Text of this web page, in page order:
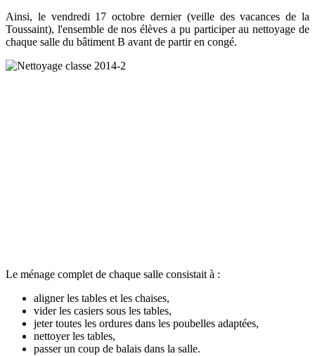
Ainsi, le vendredi 17 octobre dernier (veille des vacances de la
Toussaint), l'ensemble de nos élèves a pu participer au nettoyage de
chaque salle du bâtiment B avant de partir en congé.
Le ménage complet de chaque salle consistait à :
aligner les tables et les chaises,
vider les casiers sous les tables,
jeter toutes les ordures dans les poubelles adaptées,
nettoyer les tables,
passer un coup de balais dans la salle.